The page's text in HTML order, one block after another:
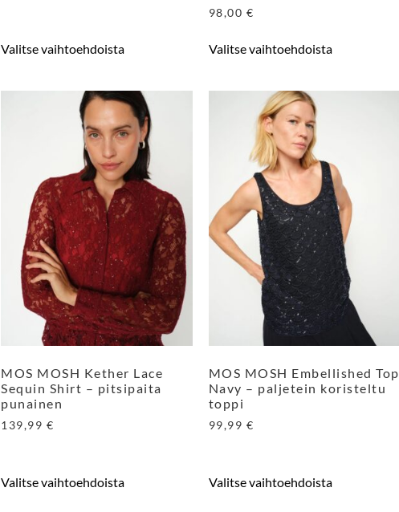
Valitse vaihtoehdoista
98,00 €
Valitse vaihtoehdoista
MOS MOSH Kether Lace
Sequin Shirt – pitsipaita
punainen
139,99 €
Valitse vaihtoehdoista
MOS MOSH Embellished Top
Navy – paljetein koristeltu
toppi
99,99 €
Valitse vaihtoehdoista